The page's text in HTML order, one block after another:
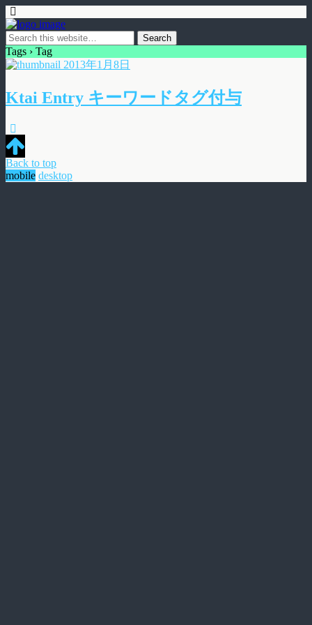
Tags › Tag
2013年1月8日
Ktai Entry キーワードタグ付与
Back to top
mobile desktop